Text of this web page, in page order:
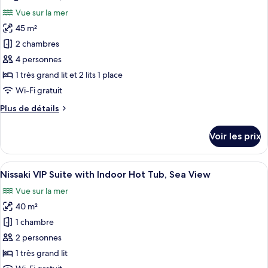
View
with
Private
pool
chambre
Executive
Suite,
Jetted
Tub,
Sea
View
with
Private
toutes
les
photos
pour
ce
type
de
chambre :
Elegant
View
with
Private
Pool
Vue sur la mer
45 m²
2 chambres
4 personnes
1 très grand lit et 2 lits 1 place
Wi-Fi gratuit
Plus de détails
Plus
le
type
de
Elegant
Suite,
Sea
View
with
Private
Pool
Voir les prix
Afficher
toutes
les
photos
pour
ce
type
de
Une chambre d’hôtel moderne
7
Nissaki VIP Suite with Indoor Hot Tub, Sea View
Vue sur la mer
40 m²
1 chambre
2 personnes
1 très grand lit